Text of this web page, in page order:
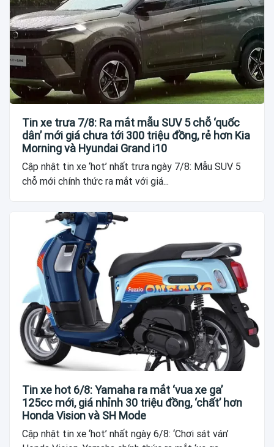
Tin xe trưa 7/8: Ra mắt mẫu SUV 5 chỗ ‘quốc
dân’ mới giá chưa tới 300 triệu đồng, rẻ hơn Kia
Morning và Hyundai Grand i10
Cập nhật tin xe ‘hot’ nhất trưa ngày 7/8: Mẫu SUV 5
chỗ mới chính thức ra mắt với giá...
Tin xe hot 6/8: Yamaha ra mắt ‘vua xe ga’
125cc mới, giá nhỉnh 30 triệu đồng, ‘chất’ hơn
Honda Vision và SH Mode
Cập nhật tin xe ‘hot’ nhất ngày 6/8: ‘Chơi sát ván’